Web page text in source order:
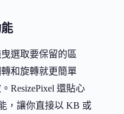
選取要保留的區
和旋轉就更簡單
ResizePixel 還貼心
，讓你直接以 KB 或